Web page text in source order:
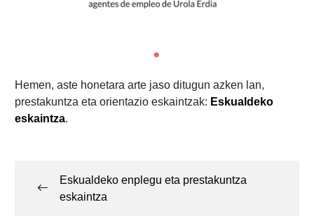
Hemen, aste honetara arte jaso ditugun azken lan,
prestakuntza eta orientazio eskaintzak: Eskualdeko
eskaintza.
Eskualdeko enplegu eta prestakuntza
eskaintza